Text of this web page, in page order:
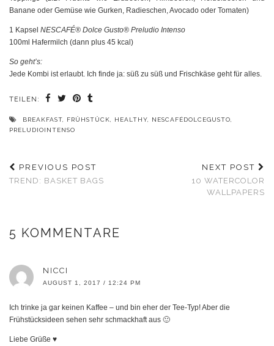
Banane oder Gemüse wie Gurken, Radieschen, Avocado oder Tomaten)
1 Kapsel NESCAFÉ® Dolce Gusto® Preludio Intenso
100ml Hafermilch (dann plus 45 kcal)
So geht’s:
Jede Kombi ist erlaubt. Ich finde ja: süß zu süß und Frischkäse geht für alles.
TEILEN:
BREAKFAST FRÜHSTÜCK HEALTHY NESCAFÉDOLCEGUSTO
PRELUDIOINTENSO
PREVIOUS POST
TREND: BASKET BAGS
NEXT POST
10 WATERCOLOR
WALLPAPERS
5 KOMMENTARE
NICCI
AUGUST 1, 2017 / 12:24 PM
Ich trinke ja gar keinen Kaffee – und bin eher der Tee-Typ! Aber die
Frühstücksideen sehen sehr schmackhaft aus 🙂
Liebe Grüße ♥